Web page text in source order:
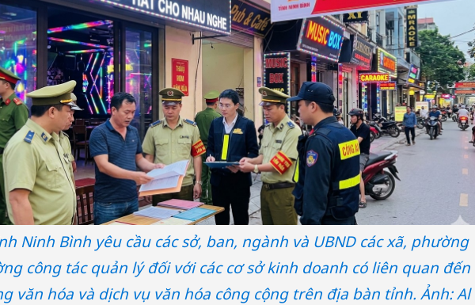
Ninh Bình yêu cầu các sở, ban, ngành và UBND các xã, phường
công tác quản lý đối với các cơ sở kinh doanh có liên quan đến
văn hóa và dịch vụ văn hóa công cộng trên địa bàn tỉnh. Ảnh: Al